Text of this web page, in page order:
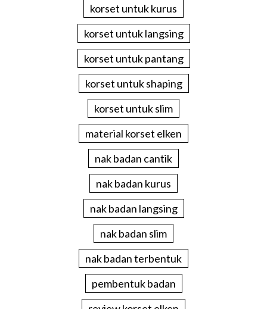
korset untuk kurus
korset untuk langsing
korset untuk pantang
korset untuk shaping
korset untuk slim
material korset elken
nak badan cantik
nak badan kurus
nak badan langsing
nak badan slim
nak badan terbentuk
pembentuk badan